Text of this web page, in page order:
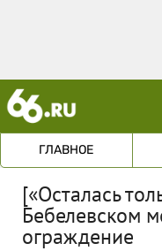
ГЛАВНОЕ
[«Осталась
Бебелевском
ограждение